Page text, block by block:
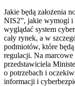
Jakie będą założenia
NIS2”, jakie wymogi i
wyglądać system
cały rynek, a w
podmiotów, które
regulacji. Na
przedstawiciela
o potrzebach i
informacji i